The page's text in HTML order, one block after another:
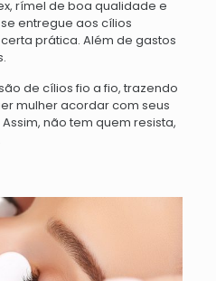
rímel de boa qualidade e
entregue aos cílios
prática. Além de gastos
de cílios fio a fio, trazendo
mulher acordar com seus
não tem quem resista,